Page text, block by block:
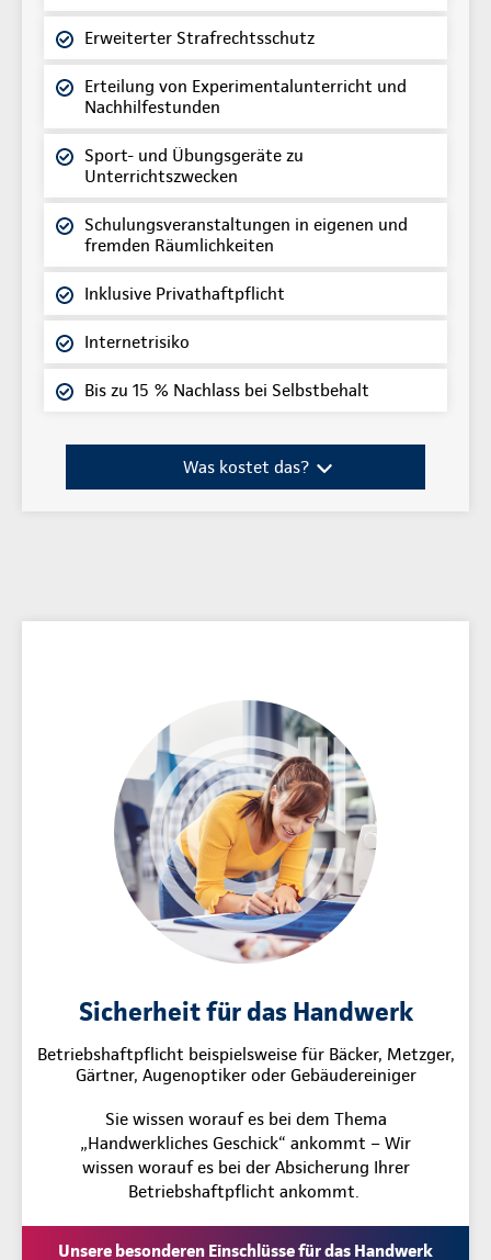
Erweiterter Strafrechtsschutz
Erteilung von Experimentalunterricht und
Nachhilfestunden
Sport- und Übungsgeräte zu
Unterrichtszwecken
Schulungsveranstaltungen in eigenen und
fremden Räumlichkeiten
Inklusive Privathaftpflicht
Internetrisiko
Bis zu 15 % Nachlass bei Selbstbehalt
Was kostet das?
Sicherheit für das Handwerk
Betriebshaftpflicht beispielsweise für Bäcker, Metzger,
Gärtner, Augenoptiker oder Gebäudereiniger
Sie wissen worauf es bei dem Thema
„Handwerkliches Geschick“ ankommt – Wir
wissen worauf es bei der Absicherung Ihrer
Betriebshaftpflicht ankommt.
Unsere besonderen Einschlüsse für das Handwerk